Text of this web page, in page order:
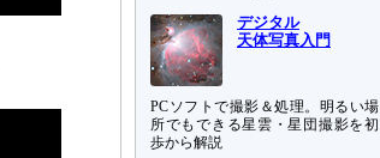
デジタル
天体写真入門
PCソフトで撮影＆処理。明るい場
所でもできる星雲・星団撮影を初
歩から解説